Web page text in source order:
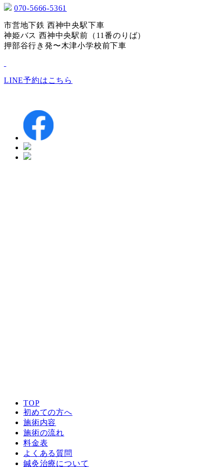
送
り
070-5666-5361
市営地下鉄 西神中央駅下車
神姫バス 西神中央駅前（11番のりば）
押部谷行き発〜木津小学校前下車
LINE予約はこちら
TOP
初めての方へ
施術内容
施術の流れ
料金表
よくある質問
鍼灸治療について